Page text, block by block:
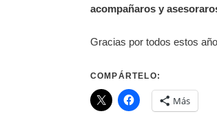
acompañaros y
Gracias por todos estos
COMPÁRTELO:
Más